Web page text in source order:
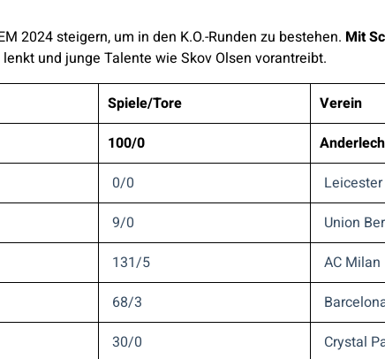
2024 steigern, um in den K.O.-Runden zu bestehen. Mit
und junge Talente wie Skov Olsen vorantreibt.
Spiele/Tore
Verein
100/0
0/0
Leicester
9/0
Union
131/5
AC Milan
68/3
30/0 Crystal